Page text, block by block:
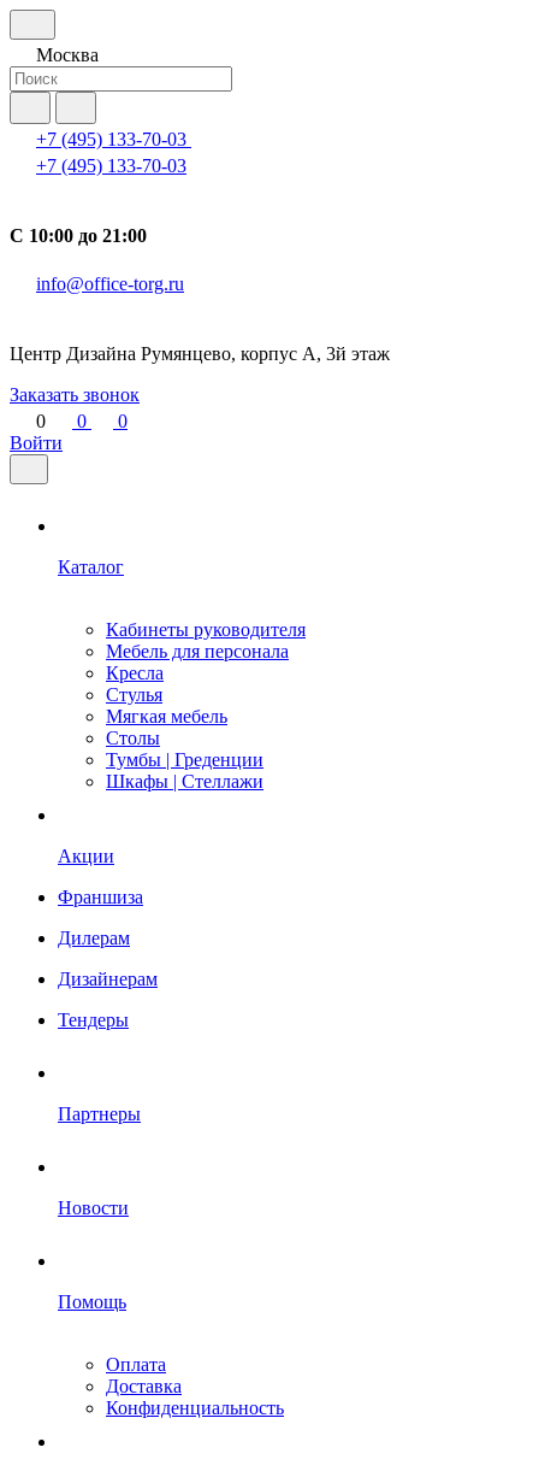
Москва
+7 (495) 133-70-03
+7 (495) 133-70-03
С 10:00 до 21:00
info@office-torg.ru
Центр Дизайна Румянцево, корпус А, 3й этаж
Заказать звонок
0
0
0
Войти
Каталог
Кабинеты руководителя
Мебель для персонала
Кресла
Стулья
Мягкая мебель
Столы
Тумбы | Греденции
Шкафы | Стеллажи
Акции
Франшиза
Дилерам
Дизайнерам
Тендеры
Партнеры
Новости
Помощь
Оплата
Доставка
Конфиденциальность